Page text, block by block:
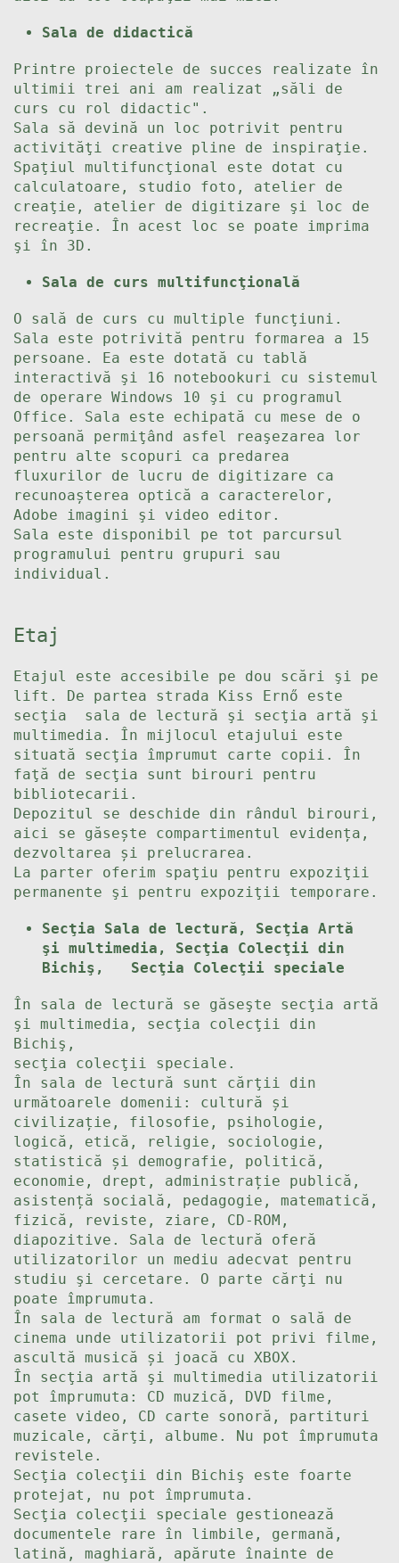
Sala de didactică
Printre proiectele de succes realizate în
ultimii trei ani am realizat „săli de
curs cu rol didactic".
Sala să devină un loc potrivit pentru
activităţi creative pline de inspiraţie.
Spaţiul multifuncţional este dotat cu
calculatoare, studio foto, atelier de
creaţie, atelier de digitizare şi loc de
recreaţie. În acest loc se poate imprima
şi în 3D.
Sala de curs multifuncţională
O sală de curs cu multiple funcţiuni.
Sala este potrivită pentru formarea a 15
persoane. Ea este dotată cu tablă
interactivă şi 16 notebookuri cu sistemul
de operare Windows 10 şi cu programul
Office. Sala este echipată cu mese de o
persoană permiţând asfel reaşezarea lor
pentru alte scopuri ca predarea
fluxurilor de lucru de digitizare ca
recunoașterea optică a caracterelor,
Adobe imagini şi video editor.
Sala este disponibil pe tot parcursul
programului pentru grupuri sau
individual.
Etaj
Etajul este accesibile pe dou scări şi pe
lift. De partea strada Kiss Ernő este
secţia sala de lectură şi secţia artă şi
multimedia. În mijlocul etajului este
situată secţia împrumut carte copii. În
faţă de secţia sunt birouri pentru
bibliotecarii.
Depozitul se deschide din rândul birouri,
aici se găsește compartimentul evidența,
dezvoltarea și prelucrarea.
La parter oferim spaţiu pentru expoziţii
permanente şi pentru expoziţii temporare.
Secţia Sala de lectură, Secţia Artă
şi multimedia, Secţia Colecţii din
Bichiş, Secţia Colecţii speciale
În sala de lectură se găseşte secţia artă
şi multimedia, secţia colecţii din
Bichiş,
secţia colecţii speciale.
În sala de lectură sunt cărţii din
următoarele domenii: cultură și
civilizație, filosofie, psihologie,
logică, etică, religie, sociologie,
statistică și demografie, politică,
economie, drept, administrație publică,
asistență socială, pedagogie, matematică,
fizică, reviste, ziare, CD-ROM,
diapozitive. Sala de lectură oferă
utilizatorilor un mediu adecvat pentru
studiu şi cercetare. O parte cărţi nu
poate împrumuta.
În sala de lectură am format o sală de
cinema unde utilizatorii pot privi filme,
ascultă musică și joacă cu XBOX.
În secţia artă şi multimedia utilizatorii
pot împrumuta: CD muzică, DVD filme,
casete video, CD carte sonoră, partituri
muzicale, cărţi, albume. Nu pot împrumuta
revistele.
Secţia colecţii din Bichiş este foarte
protejat, nu pot împrumuta.
Secţia colecţii speciale gestionează
documentele rare în limbile, germană,
latină, maghiară, apărute înainte de